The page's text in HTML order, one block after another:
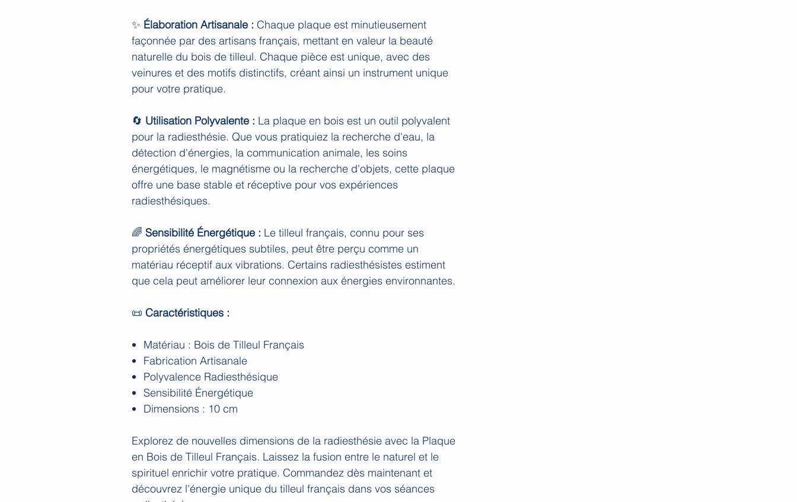
✨ Élaboration Artisanale : Chaque plaque est minutieusement
façonnée par des artisans français, mettant en valeur la beauté
naturelle du bois de tilleul. Chaque pièce est unique, avec des
veinures et des motifs distinctifs, créant ainsi un instrument unique
pour votre pratique.
🔄 Utilisation Polyvalente : La plaque en bois est un outil polyvalent
pour la radiesthésie. Que vous pratiquiez la recherche d'eau, la
détection d'énergies, la communication animale, les soins
énergétiques, le magnétisme ou la recherche d'objets, cette plaque
offre une base stable et réceptive pour vos expériences
radiesthésiques.
🌈 Sensibilité Énergétique : Le tilleul français, connu pour ses
propriétés énergétiques subtiles, peut être perçu comme un
matériau réceptif aux vibrations. Certains radiesthésistes estiment
que cela peut améliorer leur connexion aux énergies environnantes.
📜 Caractéristiques :
Matériau : Bois de Tilleul Français
Fabrication Artisanale
Polyvalence Radiesthésique
Sensibilité Énergétique
Dimensions : 10 cm
Explorez de nouvelles dimensions de la radiesthésie avec la Plaque
en Bois de Tilleul Français. Laissez la fusion entre le naturel et le
spirituel enrichir votre pratique. Commandez dès maintenant et
découvrez l'énergie unique du tilleul français dans vos séances